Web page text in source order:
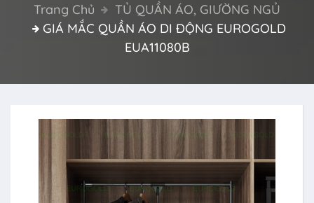
Trang Chủ
TỦ QUẦN ÁO, GIƯỜNG NGỦ
GIÁ MẮC QUẦN ÁO DI ĐỘNG EUROGOLD
EUA11080B